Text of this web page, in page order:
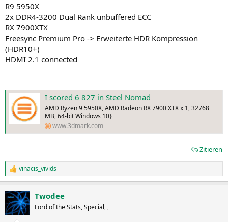
R9 5950X
2x DDR4-3200 Dual Rank unbuffered ECC
RX 7900XTX
Freesync Premium Pro -> Erweiterte HDR Kompression
(HDR10+)
HDMI 2.1 connected
I scored 6 827 in Steel Nomad
AMD Ryzen 9 5950X, AMD Radeon RX 7900 XTX x 1, 32768
MB, 64-bit Windows 10}
www.3dmark.com
Zitieren
R
e
k
t
i
vinacis_vivids
Twodee
Lord of the Stats, Special, ,